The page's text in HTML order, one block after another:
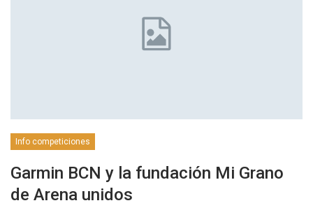
Info competiciones
Garmin BCN y la fundación Mi Grano
de Arena unidos